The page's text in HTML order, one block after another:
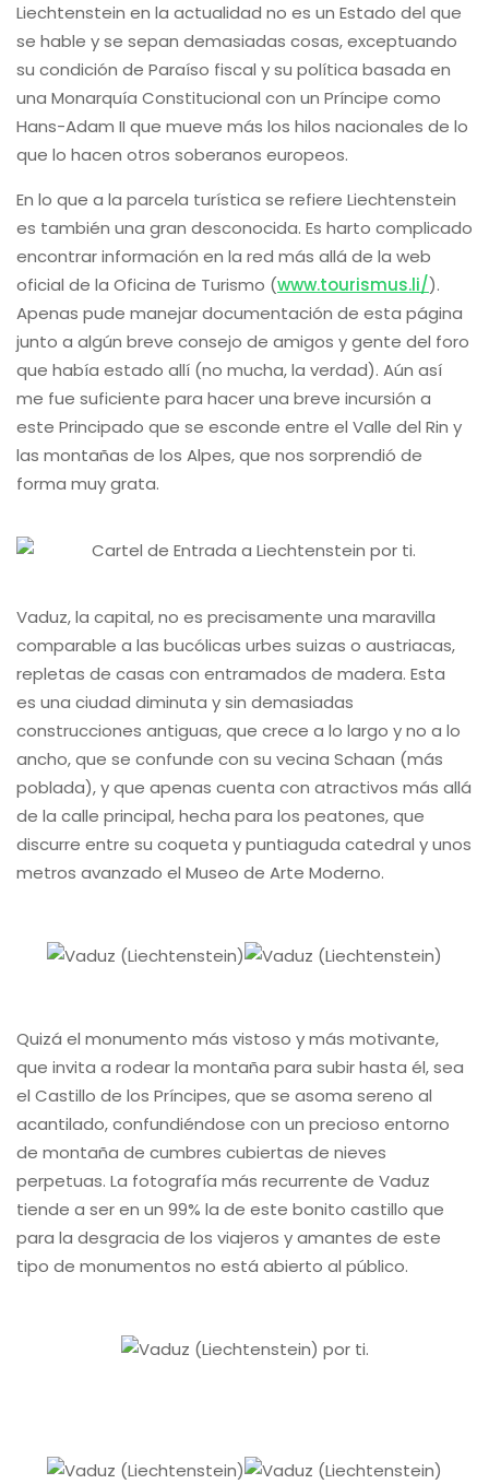
Liechtenstein en la actualidad no es un Estado del que
se hable y se sepan demasiadas cosas, exceptuando
su condición de Paraíso fiscal y su política basada en
una Monarquía Constitucional con un Príncipe como
Hans-Adam II que mueve más los hilos nacionales de lo
que lo hacen otros soberanos europeos.
En lo que a la parcela turística se refiere Liechtenstein
es también una gran desconocida. Es harto complicado
encontrar información en la red más allá de la web
oficial de la Oficina de Turismo (www.tourismus.li/).
Apenas pude manejar documentación de esta página
junto a algún breve consejo de amigos y gente del foro
que había estado allí (no mucha, la verdad). Aún así
me fue suficiente para hacer una breve incursión a
este Principado que se esconde entre el Valle del Rin y
las montañas de los Alpes, que nos sorprendió de
forma muy grata.
Vaduz, la capital, no es precisamente una maravilla
comparable a las bucólicas urbes suizas o austriacas,
repletas de casas con entramados de madera. Esta
es una ciudad diminuta y sin demasiadas
construcciones antiguas, que crece a lo largo y no a lo
ancho, que se confunde con su vecina Schaan (más
poblada), y que apenas cuenta con atractivos más allá
de la calle principal, hecha para los peatones, que
discurre entre su coqueta y puntiaguda catedral y unos
metros avanzado el Museo de Arte Moderno.
Quizá el monumento más vistoso y más motivante,
que invita a rodear la montaña para subir hasta él, sea
el Castillo de los Príncipes, que se asoma sereno al
acantilado, confundiéndose con un precioso entorno
de montaña de cumbres cubiertas de nieves
perpetuas. La fotografía más recurrente de Vaduz
tiende a ser en un 99% la de este bonito castillo que
para la desgracia de los viajeros y amantes de este
tipo de monumentos no está abierto al público.